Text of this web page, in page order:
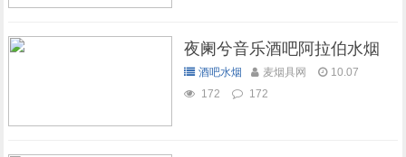
夜阑兮音乐酒吧阿拉伯水烟
酒吧水烟 麦烟具网
10.07
172
172